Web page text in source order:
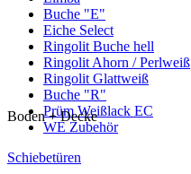
Buche "E"
Eiche Select
Ringolit Buche hell
Ringolit Ahorn / Perlweiß
Ringolit Glattweiß
Buche "R"
Prüm Weißlack EC
WE Zubehör
Schiebetüren
Boden + Decke